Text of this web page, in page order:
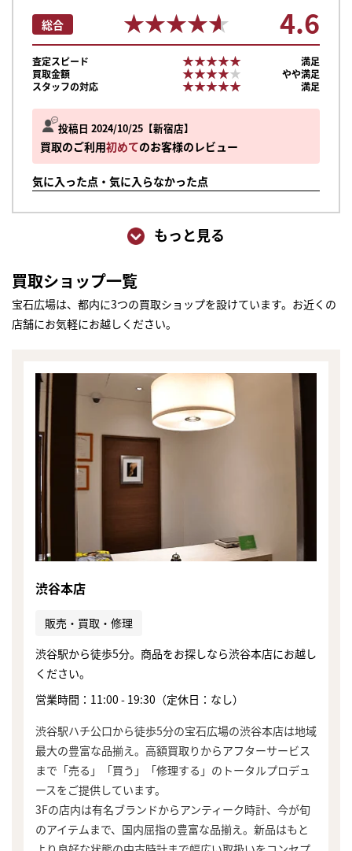
投稿日 2024/10/25 新宿店
買取のご利用初めてのお客様のレビュー
気に入った点・気に入らなかった点
総合 ★★★★★
★★★★★ 4.6
査定スピード ★★★★★
★★★★★
満足
買取金額
★★★★★
★★★★★
やや満足
スタッフの対応
★★★★★
★★★★★ 満足
もっと見る
買取ショップ一覧
宝石広場は、都内に3つの買取ショップを設けています。お近くの
店舗にお気軽にお越しください。
渋谷本店
販売・買取・修理
渋谷駅から徒歩5分。商品をお探しなら渋谷本店にお越し
ください。
営業時間：11:00 - 19:30（定休日：なし）
渋谷駅ハチ公口から徒歩5分の宝石広場の渋谷本店は地域
最大の豊富な品揃え。高額買取りからアフターサービス
まで「売る」「買う」「修理する」のトータルプロデュ
ースをご提供しています。
3Fの店内は有名ブランドからアンティーク時計、今が旬
のアイテムまで、国内屈指の豊富な品揃え。新品はもと
まずは
かんたん30秒でお試し査定